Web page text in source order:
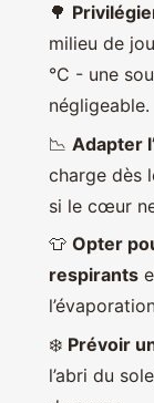
🌳
milieu de
°C - une
négligeable.
📉 Adapter
charge dès
si le cœur
👕 Opter
respirants
❄️ Prévoir
l’abri du